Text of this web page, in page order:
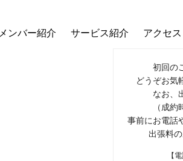
メンバー紹介 サービス紹介 アクセス
初回の
どうぞお気
なお、
（成約
事前にお電話
出張料
【